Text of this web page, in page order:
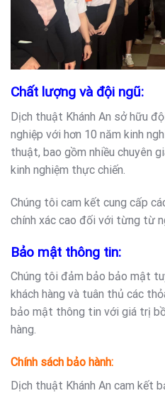
Chất lượng và đội ngũ:
Dịch thuật Khánh An sở hữu
nghiệp với hơn 10 năm kinh
thuật, bao gồm nhiều chuyên
kinh nghiệm thực chiến.
Chúng tôi cam kết cung cấp
chính xác cao đối với từng từ
Bảo mật thông tin:
Chúng tôi đảm bảo bảo mật
khách hàng và tuân thủ các
bảo mật thông tin với giá trị
hàng.
Chính sách bảo hành:
Dịch thuật Khánh An cam kết